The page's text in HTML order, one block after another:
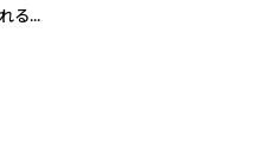
る...